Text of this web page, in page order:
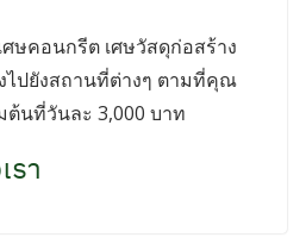
ษคอนกรีต เศษวัสดุก่อสร้าง
ไปยังสถานที่ต่างๆ ตามที่คุณ
ต้นที่วันละ 3,000 บาท
รา